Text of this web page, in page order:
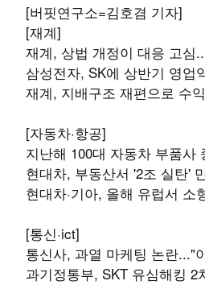
[버핏연구소=김호겸 기자]
[재계]
재계, 상법 개정이 대응 고심
삼성전자, SK에 상반기 영업
재계, 지배구조 재편으로 수
[자동차·항공]
지난해 100대 자동차 부품사
현대차, 부동산서 '2조 실탄'
현대차·기아, 올해 유럽서 소
[통신·ict]
통신사, 과열 마케팅 논란..."
과기정통부, SKT 유심해킹